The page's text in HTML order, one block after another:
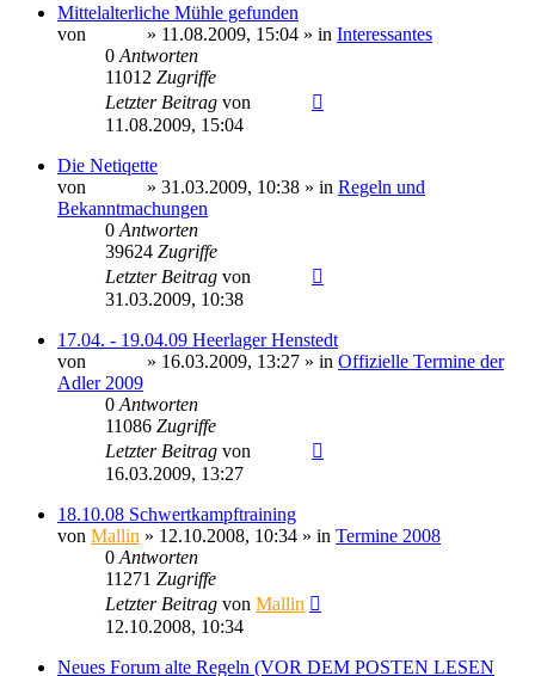
Mittelalterliche Mühle gefunden
von
» 11.08.2009, 15:04 » in Interessantes
0 Antworten
11012 Zugriffe
Letzter Beitrag von
11.08.2009, 15:04
Die Netiqette
von
» 31.03.2009, 10:38 » in Regeln und
Bekanntmachungen
0 Antworten
39624 Zugriffe
Letzter Beitrag von
31.03.2009, 10:38
17.04. - 19.04.09 Heerlager Henstedt
von
» 16.03.2009, 13:27 » in Offizielle Termine der
Adler 2009
0 Antworten
11086 Zugriffe
Letzter Beitrag von
16.03.2009, 13:27
18.10.08 Schwertkampftraining
von Mallin » 12.10.2008, 10:34 » in Termine 2008
0 Antworten
11271 Zugriffe
Letzter Beitrag von Mallin
12.10.2008, 10:34
Neues Forum alte Regeln (VOR DEM POSTEN LESEN